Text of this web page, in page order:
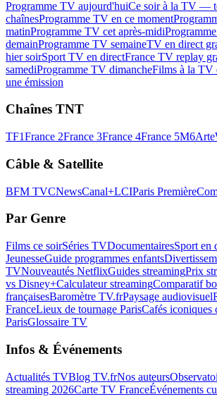
Programme TV aujourd'huiCe soir à la TV —
chaînesProgramme TV en ce moment
matinProgramme TV cet après-midi
demainProgramme TV semaineTV en direct
hier soirSport TV en directFrance TV replay
samediProgramme TV dimancheFilms à la TV
une émission
Chaînes TNT
TF1France 2France 3France 4France 5M6Arte
Câble & Satellite
BFM TVCNewsCanal+LCIParis Première
Par Genre
Films ce soirSéries TVDocumentairesSport en
JeunesseGuide programmes enfants
TVNouveautés NetflixGuides streamingPrix
vs Disney+Calculateur streamingComparatif
françaisesBaromètre TV.frPaysage audiovisuel
FranceLieux de tournage ParisCafés iconiques
ParisGlossaire TV
Infos & Événements
Actualités TVBlog TV.frNos auteurs
streaming 2026Carte TV FranceÉvénements